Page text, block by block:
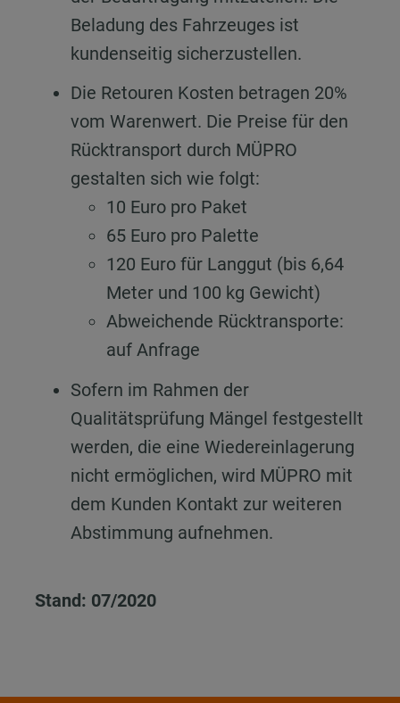
Beladung des Fahrzeuges ist
kundenseitig sicherzustellen.
Die Retouren Kosten betragen 20%
vom Warenwert. Die Preise für den
Rücktransport durch MÜPRO
gestalten sich wie folgt:
10 Euro pro Paket
65 Euro pro Palette
120 Euro für Langgut (bis 6,64
Meter und 100 kg Gewicht)
Abweichende Rücktransporte:
auf Anfrage
Sofern im Rahmen der
Qualitätsprüfung Mängel festgestellt
werden, die eine Wiedereinlagerung
nicht ermöglichen, wird MÜPRO mit
dem Kunden Kontakt zur weiteren
Abstimmung aufnehmen.
Stand: 07/2020